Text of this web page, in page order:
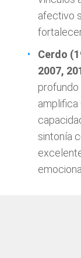
afectivo
Cerdo
2007,
profundo
amplifica
sintonía